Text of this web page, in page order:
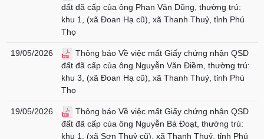
đất đã cấp của ông Phan Văn Dũng, thường trú:
khu 1, (xã Đoan Hạ cũ), xã Thanh Thuỷ, tỉnh Phú
Thọ
19/05/2026
Thông báo Về việc mất Giấy chứng nhận QSD
đất đã cấp của ông Nguyễn Văn Điềm, thường trú:
khu 3, (xã Đoan Hạ cũ), xã Thanh Thuỷ, tỉnh Phú
Thọ
19/05/2026
Thông báo Về việc mất Giấy chứng nhận QSD
đất đã cấp của ông Nguyễn Bá Đoạt, thường trú:
khu 1, (xã Sơn Thuỷ cũ), xã Thanh Thuỷ, tỉnh Phú